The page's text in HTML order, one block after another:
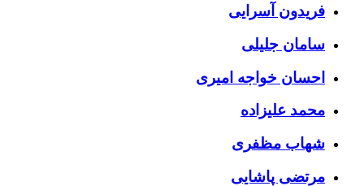
فریدون آسرایی
سامان جلیلی
احسان خواجه امیری
محمد علیزاده
شهاب مظفری
مرتضی پاشایی